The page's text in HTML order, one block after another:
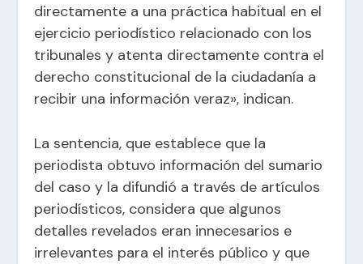
directamente a una práctica habitual en el
ejercicio periodístico relacionado con los
tribunales y atenta directamente contra el
derecho constitucional de la ciudadanía a
recibir una información veraz», indican.
La sentencia, que establece que la
periodista obtuvo información del sumario
del caso y la difundió a través de artículos
periodísticos, considera que algunos
detalles revelados eran innecesarios e
irrelevantes para el interés público y que